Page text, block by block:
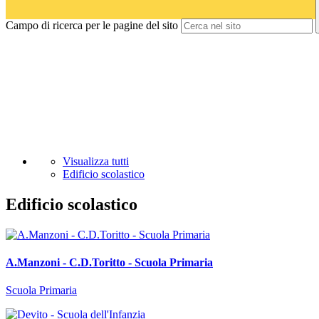
Campo di ricerca per le pagine del sito
Visualizza tutti
Edificio scolastico
Edificio scolastico
A.Manzoni - C.D.Toritto - Scuola Primaria
Scuola Primaria